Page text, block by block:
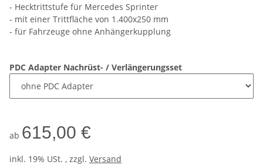
- Hecktrittstufe für Mercedes Sprinter
- mit einer Trittfläche von 1.400x250 mm
- für Fahrzeuge ohne Anhängerkupplung
PDC Adapter Nachrüst- / Verlängerungsset
ab 615,00 €
inkl. 19% USt. , zzgl. Versand